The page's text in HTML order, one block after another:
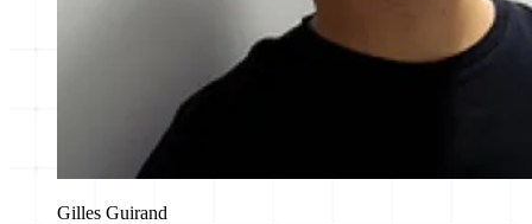
Gilles Guirand